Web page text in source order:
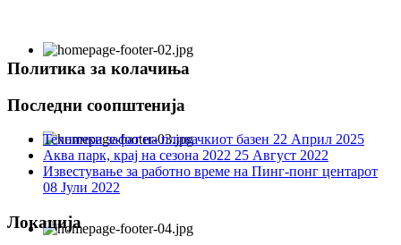
Политика за колачиња
Последни соопштенија
Технички зафат на пливачкиот базен 22 Април 2025
Аква парк, крај на сезона 2022 25 Август 2022
Известување за работно време на Пинг-понг центарот
08 Јули 2022
Локација